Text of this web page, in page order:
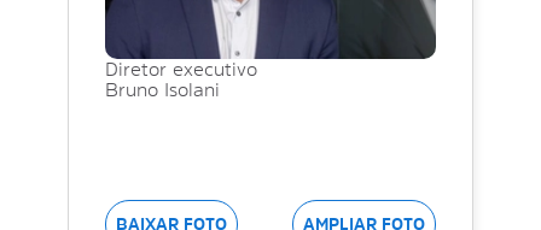
Diretor executivo
Bruno Isolani
BAIXAR FOTO AMPLIAR FOTO